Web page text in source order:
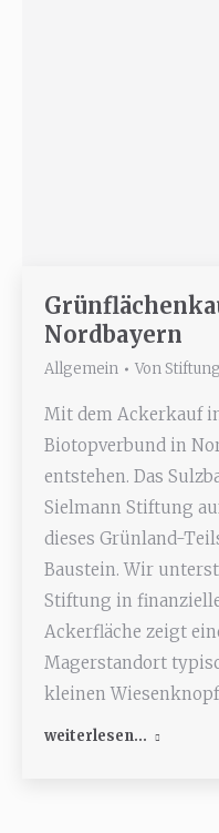
Nordbayern
Allgemein Von
Mit dem Ackerkauf
Biotopverbund in
entstehen. Das
Sielmann Stiftung
dieses Grünland-
Baustein. Wir
Stiftung in
Ackerfläche zeigt
Magerstandort
kleinen
weiterlesen...